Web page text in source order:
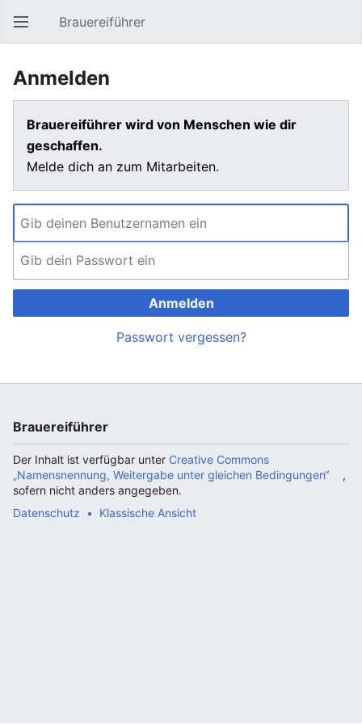
Hauptmenü öffnen Brauereiführer
Anmelden
Brauereiführer wird von Menschen wie dir
geschaffen.
Melde dich an zum Mitarbeiten.
Anmelden
Passwort vergessen?
Brauereiführer
Der Inhalt ist verfügbar unter Creative Commons
„Namensnennung, Weitergabe unter gleichen Bedingungen“
,
sofern nicht anders angegeben.
Datenschutz
Klassische Ansicht